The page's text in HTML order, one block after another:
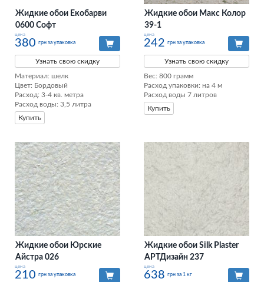
Жидкие обои Екобарви
0600 Софт
цена
380 грн за упаковка
Узнать свою скидку
Материал: шелк
Цвет: Бордовый
Расход: 3-4 кв. метра
Расход воды: 3,5 литра
Купить
Жидкие обои Макс Колор
39-1
цена
242 грн за упаковка
Узнать свою скидку
Вес: 800 грамм
Расход упаковки: на 4 м
Расход воды 7 литров
Купить
Жидкие обои Юрские
Айстра 026
цена
210 грн за упаковка
Жидкие обои Silk Plaster
АРТДизайн 237
цена
638 грн за 1 кг